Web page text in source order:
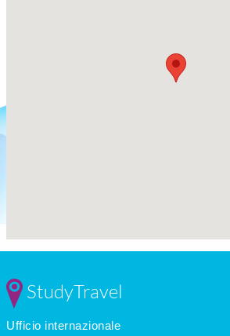
StudyTravel
Ufficio internazionale